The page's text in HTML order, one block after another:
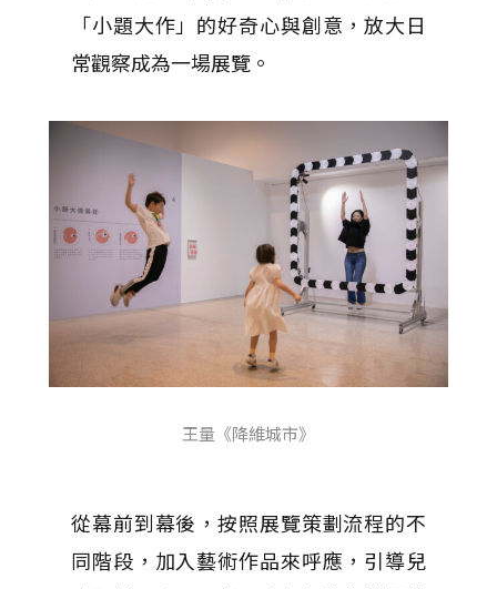
「小題大作」的好奇心與創意，放大日
常觀察成為一場展覽。
王量《降維城市》
從幕前到幕後，按照展覽策劃流程的不
同階段，加入藝術作品來呼應，引導兒